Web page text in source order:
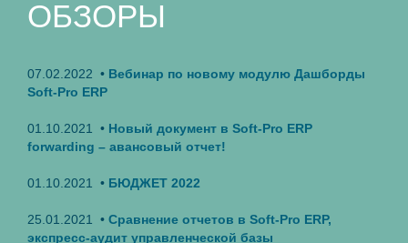
ОБЗОРЫ
07.02.2022 • Вебинар по новому модулю Дашборды
Soft-Pro ERP
01.10.2021 • Новый документ в Soft-Pro ERP
forwarding – авансовый отчет!
01.10.2021 • БЮДЖЕТ 2022
25.01.2021 • Сравнение отчетов в Soft-Pro ERP,
экспресс-аудит управленческой базы